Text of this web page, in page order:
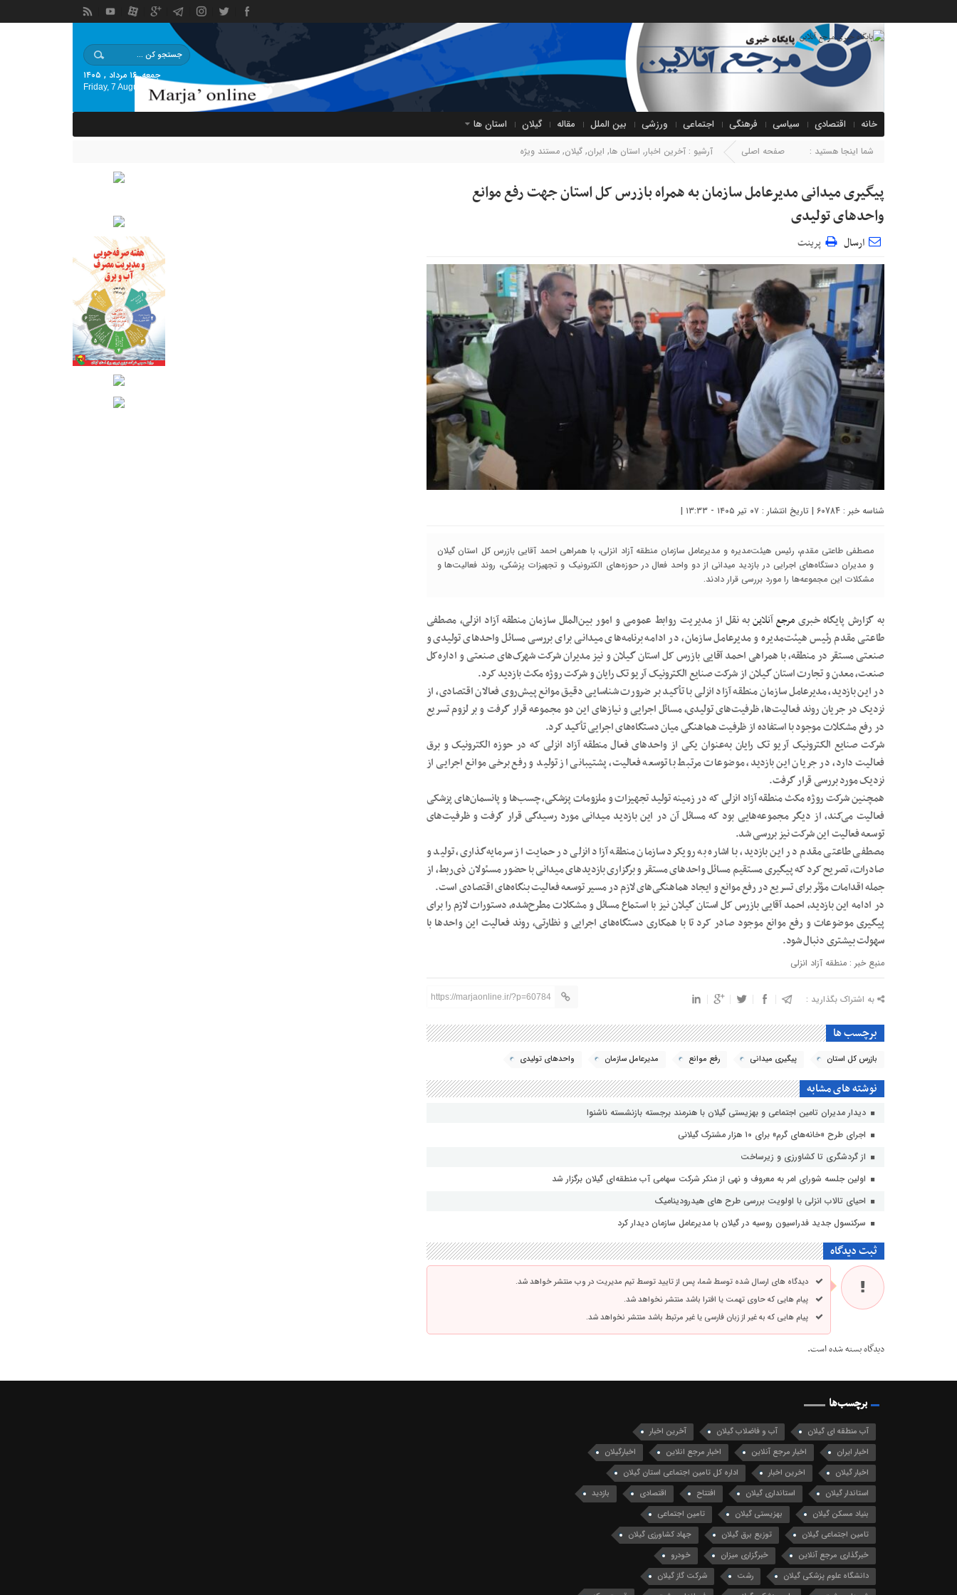
جمعه, ۱۶ مرداد , ۱۴۰۵
Friday, 7 August , 2026
خانه اقتصادی سیاسی فرهنگی اجتماعی ورزشی بین الملل مقاله گیلان استان ها
شما اینجا هستید : صفحه اصلی آرشیو : آخرین اخبار, استان ها, ایران, گیلان, مستند ویژه
پیگیری میدانی مدیرعامل سازمان به همراه بازرس کل استان جهت رفع موانع
واحدهای تولیدی
ارسال پرینت
شناسه خبر : 60784 | تاریخ انتشار : ۰۷ تیر ۱۴۰۵ - ۱۳:۳۳ |
مصطفی طاعتی مقدم، رئیس هیئت‌مدیره و مدیرعامل سازمان منطقه آزاد انزلی، با همراهی احمد آقایی بازرس کل استان گیلان
و مدیران دستگاه‌های اجرایی در بازدید میدانی از دو واحد فعال در حوزه‌های الکترونیک و تجهیزات پزشکی، روند فعالیت‌ها و
مشکلات این مجموعه‌ها را مورد بررسی قرار دادند.
به گزارش پایگاه خبریمرجع آنلاینبه نقل از مدیریت روابط عمومی و امور بین‌الملل سازمان منطقه آزاد انزلی، مصطفی
طاعتی مقدم رئیس هیئت‌مدیره و مدیرعامل سازمان، در ادامه برنامه‌های میدانی برای بررسی مسائل واحدهای تولیدی و
صنعتی مستقر در منطقه، با همراهی احمد آقایی بازرس کل استان گیلان و نیز مدیران شرکت شهرک‌های صنعتی و اداره‌کل
صنعت، معدن و تجارت استان گیلان از شرکت صنایع الکترونیک آریو تک رایان و شرکت روژه مکث بازدید کرد.
در این بازدید، مدیرعامل سازمان منطقه آزاد انزلی با تأکید بر ضرورت شناسایی دقیق موانع پیش‌روی فعالان اقتصادی، از
نزدیک در جریان روند فعالیت‌ها، ظرفیت‌های تولیدی، مسائل اجرایی و نیازهای این دو مجموعه قرار گرفت و بر لزوم تسریع
در رفع مشکلات موجود با استفاده از ظرفیت هماهنگی میان دستگاه‌های اجرایی تأکید کرد.
شرکت صنایع الکترونیک آریو تک رایان به‌عنوان یکی از واحدهای فعال منطقه آزاد انزلی که در حوزه الکترونیک و برق
فعالیت دارد، در جریان این بازدید، موضوعات مرتبط با توسعه فعالیت، پشتیبانی از تولید و رفع برخی موانع اجرایی از
نزدیک مورد بررسی قرار گرفت.
همچنین شرکت روژه مکث منطقه آزاد انزلی که در زمینه تولید تجهیزات و ملزومات پزشکی، چسب‌ها و پانسمان‌های پزشکی
فعالیت می‌کند، از دیگر مجموعه‌هایی بود که مسائل آن در این بازدید میدانی مورد رسیدگی قرار گرفت و ظرفیت‌های
توسعه فعالیت این شرکت نیز بررسی شد.
مصطفی طاعتی مقدم در این بازدید، با اشاره به رویکرد سازمان منطقه آزاد انزلی در حمایت از سرمایه‌گذاری، تولید و
صادرات، تصریح کرد که پیگیری مستقیم مسائل واحدهای مستقر و برگزاری بازدیدهای میدانی با حضور مسئولان ذی‌ربط، از
جمله اقدامات مؤثر برای تسریع در رفع موانع و ایجاد هماهنگی‌های لازم در مسیر توسعه فعالیت بنگاه‌های اقتصادی است.
در ادامه این بازدید، احمد آقایی بازرس کل استان گیلان نیز با استماع مسائل و مشکلات مطرح‌شده، دستورات لازم را برای
پیگیری موضوعات و رفع موانع موجود صادر کرد تا با همکاری دستگاه‌های اجرایی و نظارتی، روند فعالیت این واحدها با
سهولت بیشتری دنبال شود.
منبع خبر : منطقه آزاد انزلی
به اشتراک بگذارید : https://marjaonline.ir/?p=60784
برچسب ها
بازرس كل استان پیگیری میدانی رفع موانع مدیرعامل سازمان واحدهای تولیدی
نوشته های مشابه
دیدار مدیران تامین اجتماعی و بهزیستی گیلان با هنرمند برجسته بازنشسته ناشنوا
اجرای طرح «خانه‌های گرم» برای ۱۰ هزار مشترک گیلانی
از گردشگری تا کشاورزی و زیرساخت
اولین جلسه شورای امر به معروف و نهی از منکر شرکت سهامی آب منطقه‌ای گیلان برگزار شد
احیای تالاب انزلی با اولویت بررسی طرح های هیدرودینامیک
سرکنسول جدید فدراسیون روسیه در گیلان با مدیرعامل سازمان دیدار کرد
ثبت دیدگاه
دیدگاه های ارسال شده توسط شما، پس از تایید توسط تیم مدیریت در وب منتشر خواهد شد.
پیام هایی که حاوی تهمت یا افترا باشد منتشر نخواهد شد.
پیام هایی که به غیر از زبان فارسی یا غیر مرتبط باشد منتشر نخواهد شد.
دیدگاه بسته شده است.
برچسب‌ها
آب منطقه ای گیلان آب و فاضلاب گیلان
آخرین اخبار
اخبار ایران
اخبار مرجع آنلاین اخبار مرجع انلاین
اخبارگیلان
اخبار گیلان
اخرین اخبار
اداره کل تامین اجتماعی استان گیلان
استاندار گیلان
استانداری گیلان افتتاح اقتصادی
بازدید
بنیاد مسکن گیلان
بهزیستی گیلان
تامین اجتماعی
تامین اجتماعی گیلان
توزیع برق گیلان
جهاد کشاورزی گیلان
خبرگذاری مرجع آنلاین
خبرگزاری میزان
خودرو
دانشگاه علوم پزشکی گیلان
رشت
شرکت گاز گیلان